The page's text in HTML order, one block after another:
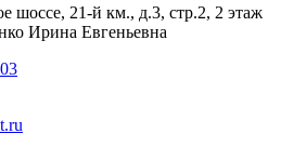
шоссе, 21-й км., д.3, стр.2, 2 этаж
Ирина Евгеньевна